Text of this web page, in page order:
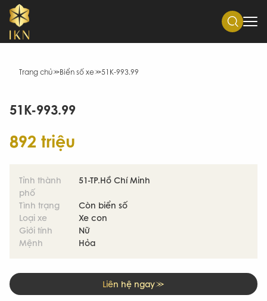
Trang chủ Biển số xe 51K-993.99
51K-993.99
892 triệu
Tỉnh thành
phố
51-TP.Hồ Chí Minh
Tình trạng
Còn biển số
Loại xe
Xe con
Giới tính
Nữ
Mệnh
Hỏa
Liên hệ ngay